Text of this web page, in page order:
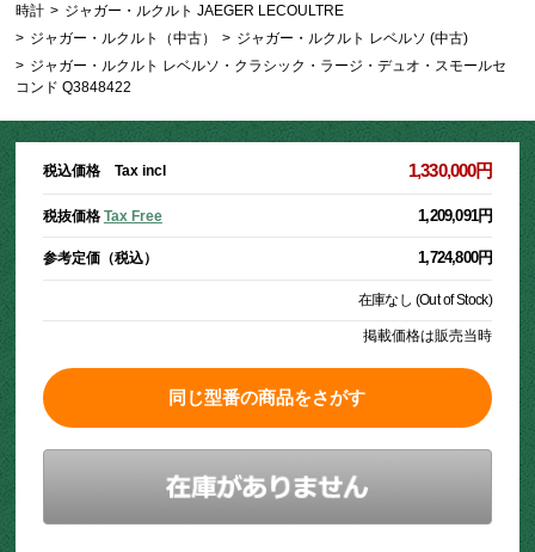
時計 > ジャガー・ルクルト JAEGER LECOULTRE
> ジャガー・ルクルト（中古） > ジャガー・ルクルト レベルソ (中古)
> ジャガー・ルクルト レベルソ・クラシック・ラージ・デュオ・スモールセ
コンド Q3848422
税込価格 Tax incl 1,330,000円
税抜価格 Tax Free 1,209,091円
参考定価（税込） 1,724,800円
在庫なし (Out of Stock)
掲載価格は販売当時
同じ型番の商品をさがす